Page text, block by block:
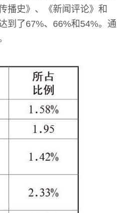
播史》、《新闻评论》和
到了67%、66%和54%。通